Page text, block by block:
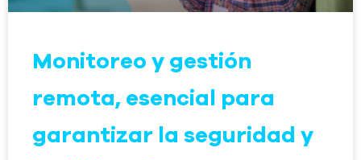
Monitoreo y gestión
remota, esencial para
garantizar la seguridad y